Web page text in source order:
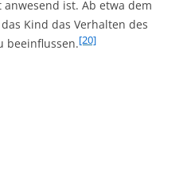
ist. Ab etwa dem
Kind das Verhalten des
beeinflussen.[20]